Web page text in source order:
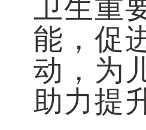
卫生重
能，促
动，为
助力提